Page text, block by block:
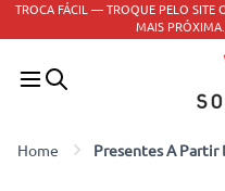
PAGUE NO PIX E
Presentes A Partir